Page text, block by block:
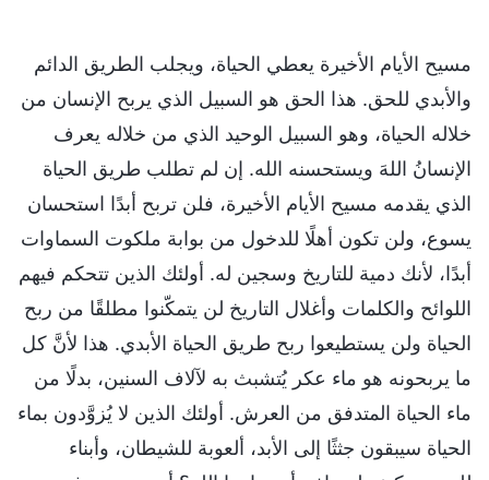
مسيح الأيام الأخيرة يعطي الحياة، ويجلب الطريق الدائم
والأبدي للحق. هذا الحق هو السبيل الذي يربح الإنسان من
خلاله الحياة، وهو السبيل الوحيد الذي من خلاله يعرف
الإنسانُ اللهَ ويستحسنه الله. إن لم تطلب طريق الحياة
الذي يقدمه مسيح الأيام الأخيرة، فلن تربح أبدًا استحسان
يسوع، ولن تكون أهلًا للدخول من بوابة ملكوت السماوات
أبدًا، لأنك دمية للتاريخ وسجين له. أولئك الذين تتحكم فيهم
اللوائح والكلمات وأغلال التاريخ لن يتمكّنوا مطلقًا من ربح
الحياة ولن يستطيعوا ربح طريق الحياة الأبدي. هذا لأنَّ كل
ما يربحونه هو ماء عكر يُتشبث به لآلاف السنين، بدلًا من
ماء الحياة المتدفق من العرش. أولئك الذين لا يُزوَّدون بماء
الحياة سيبقون جثثًا إلى الأبد، ألعوبة للشيطان، وأبناء